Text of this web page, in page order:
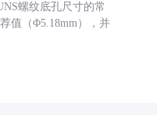
螺纹底孔尺寸的常
值（Φ5.18mm），并